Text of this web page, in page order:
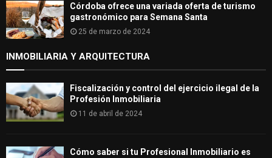
Córdoba ofrece una variada oferta de turismo
gastronómico para Semana Santa
25 de marzo de 2024
INMOBILIARIA Y ARQUITECTURA
Fiscalización y control del ejercicio ilegal de la
Profesión Inmobiliaria
11 de abril de 2024
Cómo saber si tu Profesional Inmobiliario es